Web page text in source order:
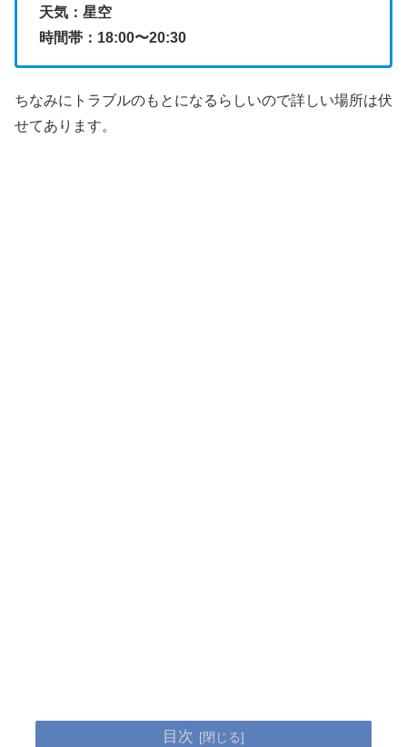
天気：星空
時間帯：18:00〜20:30
ちなみにトラブルのもとになるらしいので詳しい場所は伏
せてあります。
目次